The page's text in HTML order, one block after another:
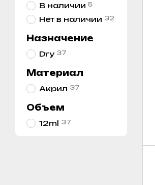
В наличии 5
Нет в наличии 32
Назначение
Dry 37
Материал
Акрил 37
Объем
12ml 37